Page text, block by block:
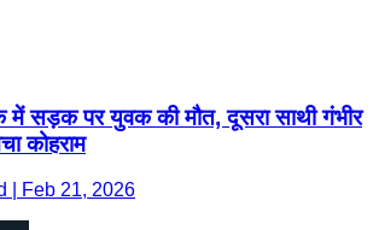
में सड़क पर युवक की मौत, दूसरा साथी गंभीर
कोहराम
| Feb 21, 2026